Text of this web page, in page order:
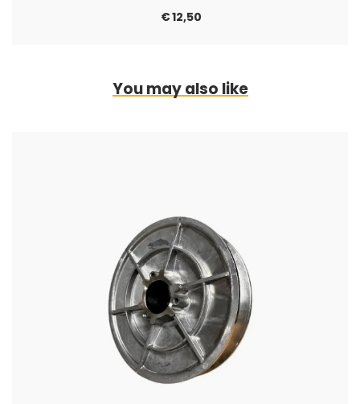
€12,50
You may also like